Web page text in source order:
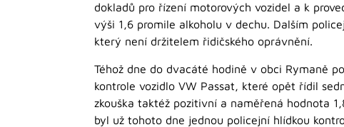
dokladů pro řízení motorových vozidel a k
výši 1,6 promile alkoholu v dechu. Dalším
který není držitelem řidičského oprávnění.
Téhož dne do dvacáté hodině v obci Rymaně
kontrole vozidlo VW Passat, které opět řídil
zkouška taktéž pozitivní a naměřená hodnota
byl už tohoto dne jednou policejní hlídkou